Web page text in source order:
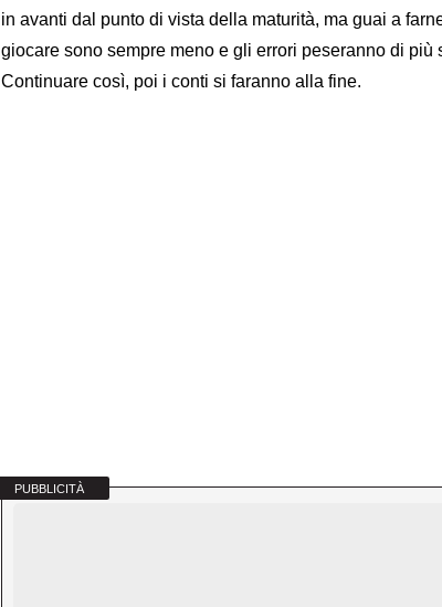
in avanti dal punto di vista della maturità, ma guai a
giocare sono sempre meno e gli errori peseranno di più
Continuare così, poi i conti si faranno alla fine.
PUBBLICITÀ